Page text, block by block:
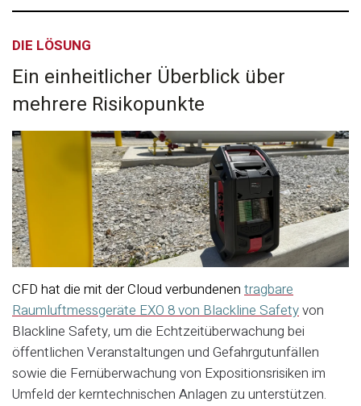
DIE LÖSUNG
Ein einheitlicher Überblick über
mehrere Risikopunkte
CFD hat die mit der Cloud verbundenen tragbare
Raumluftmessgeräte EXO 8 von Blackline Safetyvon
Blackline Safety, um die Echtzeitüberwachung bei
öffentlichen Veranstaltungen und Gefahrgutunfällen
sowie die Fernüberwachung von Expositionsrisiken im
Umfeld der kerntechnischen Anlagen zu unterstützen.